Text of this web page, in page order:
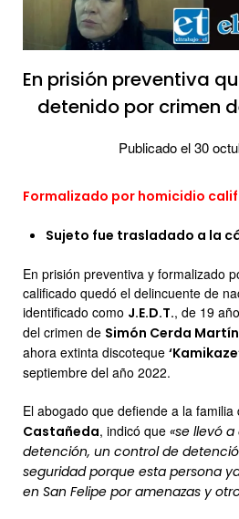
En prisión preventiva
detenido por crimen
Publicado el 30
Formalizado por homicidio
Sujeto fue trasladado a la
En prisión preventiva y formalizado
calificado quedó el delincuente de
identificado como J.E.D.T., de 19
del crimen de Simón Cerda
ahora extinta discoteque
septiembre del año 2022.
El abogado que defiende a la familia
Castañeda, indicó que «se llevó
detención, un control de
seguridad porque esta persona
en San Felipe por amenazas y